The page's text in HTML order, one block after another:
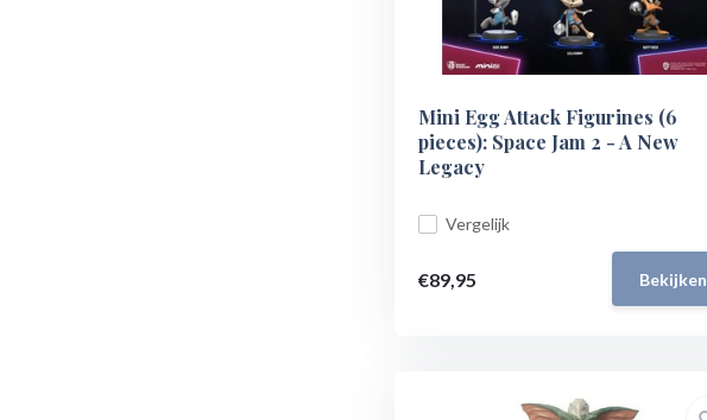
Mini Egg Attack Figurines (6
pieces): Space Jam 2 - A New
Legacy
Vergelijk
€89,95 Bekijken